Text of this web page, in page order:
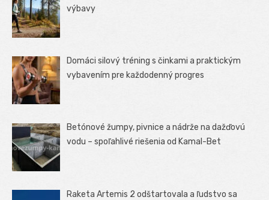
výbavy
Domáci silový tréning s činkami a praktickým
vybavením pre každodenný progres
Betónové žumpy, pivnice a nádrže na dažďovú
vodu – spoľahlivé riešenia od Kamal-Bet
Raketa Artemis 2 odštartovala a ľudstvo sa